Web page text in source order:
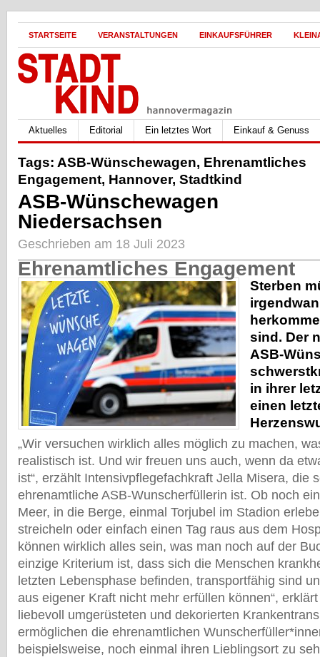
STARTSEITE VERANSTALTUNGEN EINKAUFSFÜHRER
Aktuelles Editorial Ein letztes Wort Einkauf & Genuss
Tags: ASB-Wünschewagen, Ehrenamtliches
Engagement, Hannover, Stadtkind
ASB-Wünschewagen
Niedersachsen
Geschrieben am 18 Juli 2023
Ehrenamtliches Engagement
Sterben m
sind. Der
ASB-Wü
in ihrer
einen
„Wir versuchen wirklich alles möglich zu machen,
realistisch ist. Und wir freuen uns auch, wenn da
ist“, erzählt Intensivpflegefachkraft Jella Misera, die
ehrenamtliche ASB-Wunscherfü llerin ist. Ob noch
Meer, in die Berge, einmal Torjubel im Stadion
streicheln oder einfach einen Tag raus aus dem
können wirklich alles sein, was man noch auf der
einzige Kriterium ist, dass sich die Menschen
letzten Lebensphase befinden, transportfähig sind
aus eigener Kraft nicht mehr erfü llen können“, erkl ä
liebevoll umgerüsteten und dekorierten
ermöglichen die ehrenamtlichen Wunscherfü
beispielsweise, noch einmal ihren Lieblingsort zu